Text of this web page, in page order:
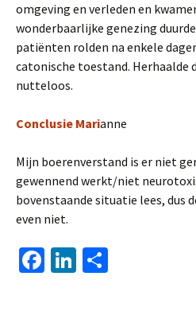
omgeving en verleden en
wonderbaarlijke genezing
patiënten rolden na enkele
catonische toestand. Herhaalde
nutteloos.
Conclusie Marianne
Mijn boerenverstand is er niet
gewennend werkt/niet
bovenstaande situatie lees, dus
even niet.
Fa Li